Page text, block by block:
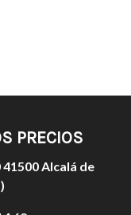
PRECIOS
Alcalá de